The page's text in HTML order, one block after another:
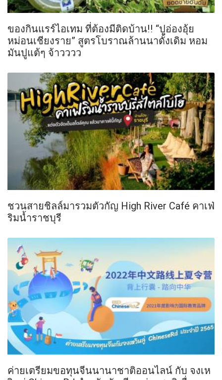
ของกินแรร์ไอเทม ที่ต้องมีติดบ้าน!! “ปูอ่องอุ้ย
หม่อนเชียงราย” สูตรโบราณล้านนาดั้งเดิม หอม
มันปูแต้ๆ จ้าวววว
ชวนสายชิลล์มารวมตัวกัญ High River Café คาเฟ่
ริมน้ำราชบุรี
ค่ายเตรียมขอทุนจีนนานาชาติออนไลน์ กับ จงเห